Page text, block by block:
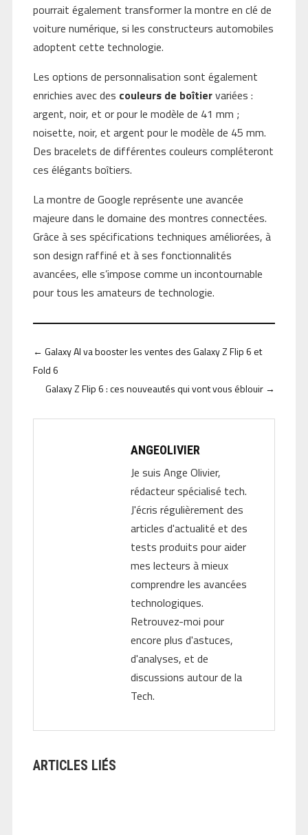
pourrait également transformer la montre en clé de
voiture numérique, si les constructeurs automobiles
adoptent cette technologie.
Les options de personnalisation sont également
enrichies avec des couleurs de boîtiervariées :
argent, noir, et or pour le modèle de 41 mm ;
noisette, noir, et argent pour le modèle de 45 mm.
Des bracelets de différentes couleurs compléteront
ces élégants boîtiers.
La montre de Google représente une avancée
majeure dans le domaine des montres connectées.
Grâce à ses spécifications techniques améliorées, à
son design raffiné et à ses fonctionnalités
avancées, elle s’impose comme un incontournable
pour tous les amateurs de technologie.
← Galaxy AI va booster les ventes des Galaxy Z Flip 6 et
Fold 6
Galaxy Z Flip 6 : ces nouveautés qui vont vous éblouir →
ANGEOLIVIER
Je suis Ange Olivier,
rédacteur spécialisé tech.
J'écris régulièrement des
articles d'actualité et des
tests produits pour aider
mes lecteurs à mieux
comprendre les avancées
technologiques.
Retrouvez-moi pour
encore plus d'astuces,
d'analyses, et de
discussions autour de la
Tech.
ARTICLES LIÉS